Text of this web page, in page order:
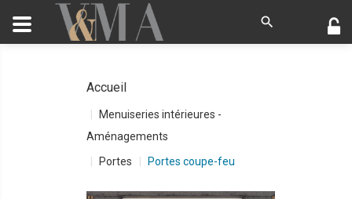
Accueil
Menuiseries intérieures -
Aménagements
Portes
Portes coupe-feu